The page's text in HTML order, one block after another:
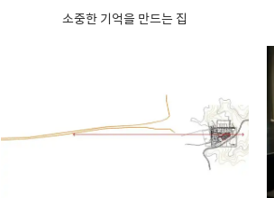
소중한 기억을 만드는 집